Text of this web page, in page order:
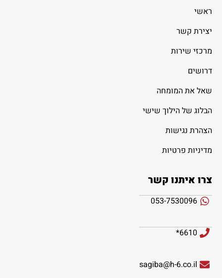
ראשי
יצירת קשר
מרכזי שירות
דרושים
שאל את המומחה
הבלוג של הילוך שישי
הצהרת נגישות
מדיניות פרטיות
צרו איתנו קשר
053-7530096
6610*
sagiba@h-6.co.il